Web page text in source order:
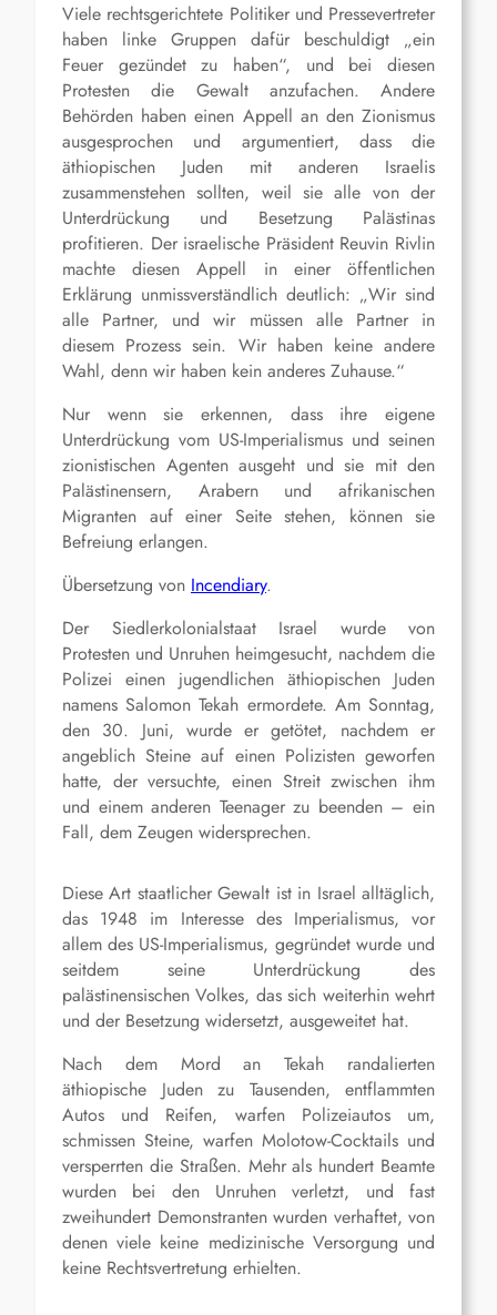
Viele rechtsgerichtete Politiker und Pressevertreter
haben linke Gruppen dafür beschuldigt „ein
Feuer gezündet zu haben“, und bei diesen
Protesten die Gewalt anzufachen. Andere
Behörden haben einen Appell an den Zionismus
ausgesprochen und argumentiert, dass die
äthiopischen Juden mit anderen Israelis
zusammenstehen sollten, weil sie alle von der
Unterdrückung und Besetzung Palästinas
profitieren. Der israelische Präsident Reuvin Rivlin
machte diesen Appell in einer öffentlichen
Erklärung unmissverständlich deutlich: „Wir sind
alle Partner, und wir müssen alle Partner in
diesem Prozess sein. Wir haben keine andere
Wahl, denn wir haben kein anderes Zuhause.“
Nur wenn sie erkennen, dass ihre eigene
Unterdrückung vom US-Imperialismus und seinen
zionistischen Agenten ausgeht und sie mit den
Palästinensern, Arabern und afrikanischen
Migranten auf einer Seite stehen, können sie
Befreiung erlangen.
Übersetzung von Incendiary.
Der Siedlerkolonialstaat Israel wurde von
Protesten und Unruhen heimgesucht, nachdem die
Polizei einen jugendlichen äthiopischen Juden
namens Salomon Tekah ermordete. Am Sonntag,
den 30. Juni, wurde er getötet, nachdem er
angeblich Steine auf einen Polizisten geworfen
hatte, der versuchte, einen Streit zwischen ihm
und einem anderen Teenager zu beenden – ein
Fall, dem Zeugen widersprechen.
Diese Art staatlicher Gewalt ist in Israel alltäglich,
das 1948 im Interesse des Imperialismus, vor
allem des US-Imperialismus, gegründet wurde und
seitdem seine Unterdrückung des
palästinensischen Volkes, das sich weiterhin wehrt
und der Besetzung widersetzt, ausgeweitet hat.
Nach dem Mord an Tekah randalierten
äthiopische Juden zu Tausenden, entflammten
Autos und Reifen, warfen Polizeiautos um,
schmissen Steine, warfen Molotow-Cocktails und
versperrten die Straßen. Mehr als hundert Beamte
wurden bei den Unruhen verletzt, und fast
zweihundert Demonstranten wurden verhaftet, von
denen viele keine medizinische Versorgung und
keine Rechtsvertretung erhielten.